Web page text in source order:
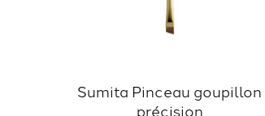
Sumita Pinceau goupillon
précision